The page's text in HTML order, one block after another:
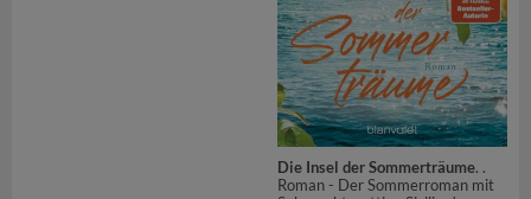
Die Insel der Sommerträume. .
Roman - Der Sommerroman mit